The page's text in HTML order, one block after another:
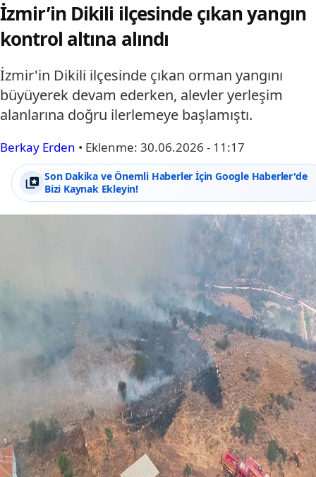
İzmir’in Dikili ilçesinde çıkan yangın
kontrol altına alındı
İzmir'in Dikili ilçesinde çıkan orman yangını
büyüyerek devam ederken, alevler yerleşim
alanlarına doğru ilerlemeye başlamıştı.
Berkay Erden • Eklenme: 30.06.2026 - 11:17
Son Dakika ve Önemli Haberler İçin Google Haberler'de
Bizi Kaynak Ekleyin!